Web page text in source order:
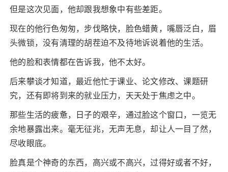
但是这次见面，他却跟我想象中有些差距。
现在的他行色匆匆，步伐略快，脸色蜡黄，嘴唇泛白，眉
头微锁，没有清理的胡茬迫不及待地诉说着他的生活。
他的脸和表情都在告诉我，他不太好。
后来攀谈才知道，最近他忙于课业、论文修改、课题研
究，还有即将到来的就业压力，天天处于焦虑之中。
那些生活的疲惫，日子的艰辛，通过脸这个窗口，一览无
余地暴露出来。毫无征兆，无声无息，却让人一目了然，
尽收眼底。
脸真是个神奇的东西，高兴或不高兴，过得好或者不好，